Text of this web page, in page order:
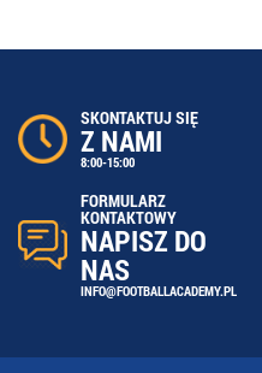
SKONTAKTUJ SIĘ
Z NAMI
8:00-15:00
FORMULARZ
KONTAKTOWY
NAPISZ DO
NAS
INFO@FOOTBALLACADEMY.PL